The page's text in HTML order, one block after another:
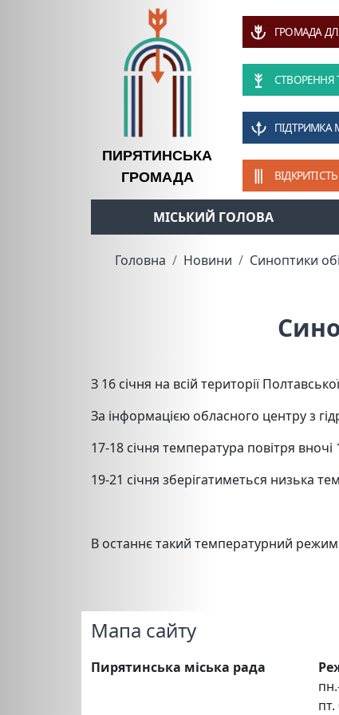
ПИРЯТИНСЬКА
ГРОМАДА
ГРОМАДА
СТВОРЕННЯ
ПІДТРИМКА
МІСЬКИЙ ГОЛОВА
Головна Новини Синоптики
З 16 січня на всій території
За інформацією обласного центру з
17-18 січня температура повітря
19-21 січня зберігатиметься низька
В останнє такий температурний режим
Мапа сайту
Пирятинська міська рада